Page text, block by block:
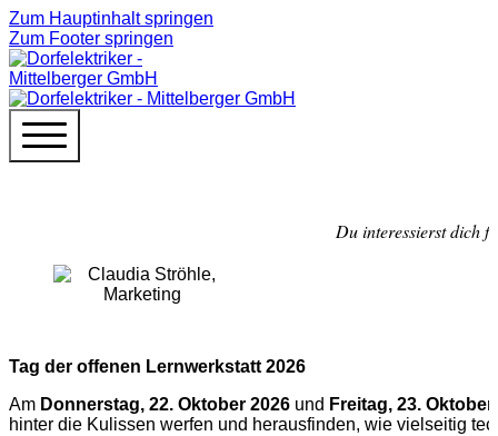
Zum Hauptinhalt springen
Zum Footer springen
Du interessierst dich
Tag der offenen Lernwerkstatt 2026
Am Donnerstag, 22. Oktober 2026 und Freitag, 23. Oktober
hinter die Kulissen werfen und herausfinden, wie vielseitig